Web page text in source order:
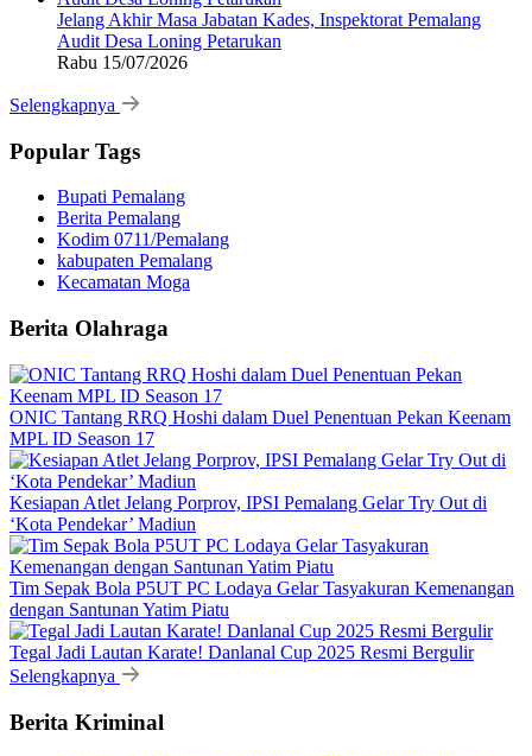
Jelang Akhir Masa Jabatan Kades, Inspektorat Pemalang
Audit Desa Loning Petarukan
Rabu 15/07/2026
Selengkapnya
Popular Tags
Bupati Pemalang
Berita Pemalang
Kodim 0711/Pemalang
kabupaten Pemalang
Kecamatan Moga
Berita Olahraga
ONIC Tantang RRQ Hoshi dalam Duel Penentuan Pekan Keenam
MPL ID Season 17
Kesiapan Atlet Jelang Porprov, IPSI Pemalang Gelar Try Out di
‘Kota Pendekar’ Madiun
Tim Sepak Bola P5UT PC Lodaya Gelar Tasyakuran Kemenangan
dengan Santunan Yatim Piatu
Tegal Jadi Lautan Karate! Danlanal Cup 2025 Resmi Bergulir
Selengkapnya
Berita Kriminal